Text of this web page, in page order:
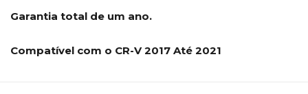
Garantia total de um ano.
Compatível com o CR-V 2017 Até 2021